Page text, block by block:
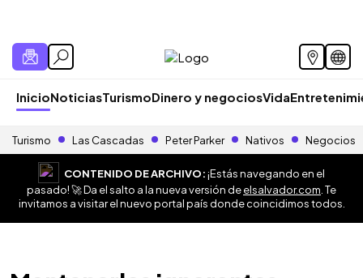
InicioNoticiasTurismoDinero y negociosVida
Turismo Las Cascadas Peter Parker Nativos Negocios
CONTENIDO DE ARCHIVO:¡Estás navegando en el
pasado! 🚀 Da el salto a la nueva versión deelsalvador.com . Te
invitamos a visitar el nuevo portal país donde coincidimos todos.